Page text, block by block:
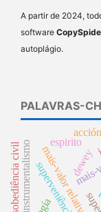
A partir de 2024,
software
autoplágio.
PALAVRAS-
mais-valor relativo
instrumentalismo dewey
espirito
desobediência civil
acción